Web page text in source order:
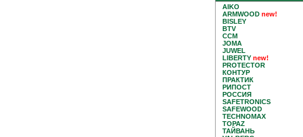
AIKO
ARMWOOD new!
BISLEY
BTV
CCM
JOMA
JUWEL
LIBERTY new!
PROTECTOR
КОНТУР
ПРАКТИК
РИПОСТ
РОССИЯ
SAFETRONICS
SAFEWOOD
TECHNOMAX
TOPAZ
ТАЙВАНЬ